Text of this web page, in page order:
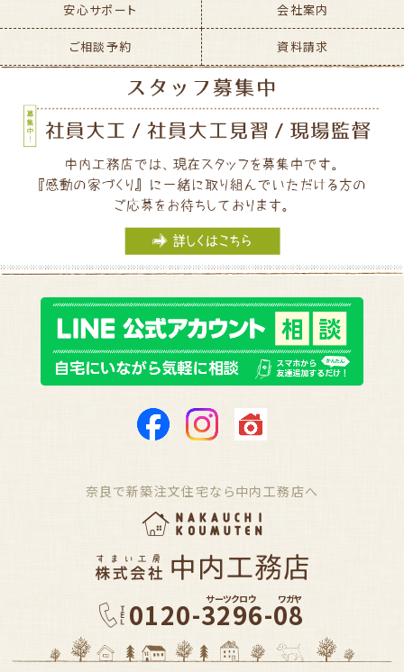
安心サポート 会社案内
ご相談予約 資料請求
奈良で新築注文住宅なら中内工務店へ
0120-3296-08
サーツクロウ ワガヤ